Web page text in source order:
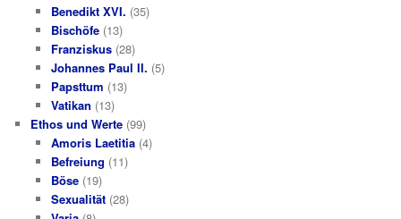
Benedikt XVI. (35)
Bischöfe(13)
Franziskus(28)
Johannes Paul II. (5)
Papsttum (13)
Vatikan (13)
Ethos und Werte (99)
Amoris Laetitia(4)
Befreiung (11)
Böse(19)
Sexualität(28)